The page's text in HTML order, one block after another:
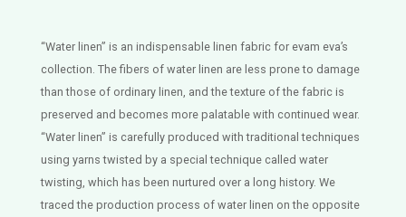
“Water linen” is an indispensable linen fabric for evam eva’s
collection. The fibers of water linen are less prone to damage
than those of ordinary linen, and the texture of the fabric is
preserved and becomes more palatable with continued wear.
“Water linen” is carefully produced with traditional techniques
using yarns twisted by a special technique called water
twisting, which has been nurtured over a long history. We
traced the production process of water linen on the opposite